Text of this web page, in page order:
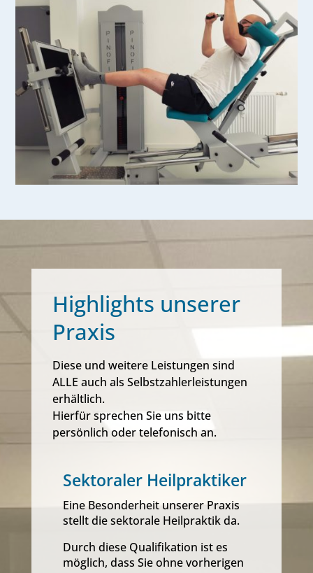
Highlights unserer
Praxis
Diese und weitere Leistungen sind
ALLE auch als Selbstzahlerleistungen
erhältlich.
Hierfür sprechen Sie uns bitte
persönlich oder telefonisch an.
Sektoraler Heilpraktiker
Eine Besonderheit unserer Praxis
stellt die sektorale Heilpraktik da.
Durch diese Qualifikation ist es
möglich, dass Sie ohne vorherigen